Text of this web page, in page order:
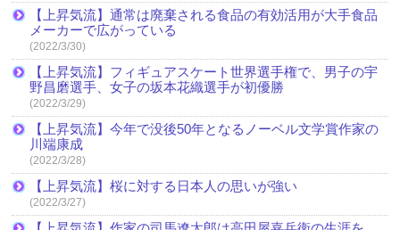
【上昇気流】通常は廃棄される食品の有効活用が大手食品
メーカーで広がっている
(2022/3/30)
【上昇気流】フィギュアスケート世界選手権で、男子の宇
野昌磨選手、女子の坂本花織選手が初優勝
(2022/3/29)
【上昇気流】今年で没後50年となるノーベル文学賞作家の
川端康成
(2022/3/28)
【上昇気流】桜に対する日本人の思いが強い
(2022/3/27)